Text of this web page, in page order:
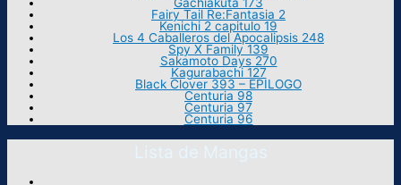
Fairy Tail Re:Fantasia 2
Kenichi 2 capitulo 19
Los 4 Caballeros del Apocalipsis 248
Spy X Family 139
Sakamoto Days 270
Kagurabachi 127
Black Clover 393 – EPILOGO
Centuria 98
Centuria 97
Centuria 96
Lista de Mangas